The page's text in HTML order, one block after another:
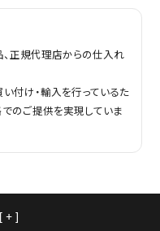
、正規代理店からの仕入れ
付け・輸入を行っているた
のご提供を実現していま